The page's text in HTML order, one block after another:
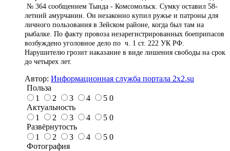
№ 364 сообщением Тында - Комсомольск. Сумку оставил 58-
летний амурчанин. Он незаконно купил ружье и патроны для
личного пользования в Зейском районе, когда был там на
рыбалке. По факту провоза незарегистрированных боеприпасов
возбуждено уголовное дело по ч. 1 ст. 222 УК РФ.
Нарушителю грозит наказание в виде лишения свободы на срок
до четырех лет.
Автор: Информационная служба портала 2x2.su
Польза
1
2 3 4 5 0
Актуальность
1
2 3 4 5 0
Развёрнутость
1
2 3 4 5 0
Фотография